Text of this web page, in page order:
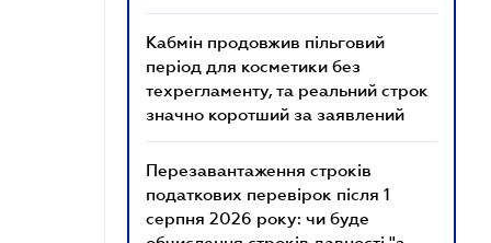
Кабмін продовжив пільговий
період для косметики без
техрегламенту, та реальний строк
значно коротший за заявлений
Перезавантаження строків
податкових перевірок після 1
серпня 2026 року: чи буде